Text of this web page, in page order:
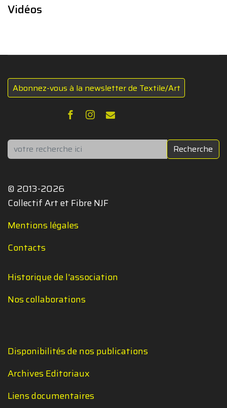
Vidéos
Abonnez-vous à la newsletter de Textile/Art
Rechercher Recherche
© 2013-2026
Collectif Art et Fibre NJF
Mentions légales
Contacts
Historique de l'association
Nos collaborations
Disponibilités de nos publications
Archives Editoriaux
Liens documentaires